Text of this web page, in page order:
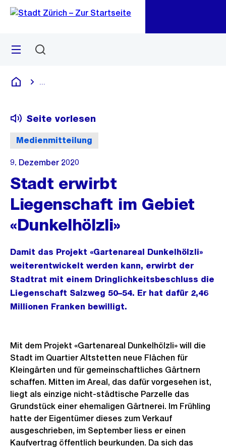
Navigation
Sprunglink
Menü
Deutsch
Medienmitteilung
Seite vorlesen
9. Dezember 2020
Stadt erwirbt
Liegenschaft im Gebiet
«Dunkelhölzli»
Damit das Projekt «Gartenareal Dunkelhölzli»
weiterentwickelt werden kann, erwirbt der
Stadtrat mit einem Dringlichkeitsbeschluss die
Liegenschaft Salzweg 50–54. Er hat dafür 2,46
Millionen Franken bewilligt.
Mit dem Projekt «Gartenareal Dunkelhölzli» will die
Stadt im Quartier Altstetten neue Flächen für
Kleingärten und für gemeinschaftliches Gärtnern
schaffen. Mitten im Areal, das dafür vorgesehen ist,
liegt als einzige nicht-städtische Parzelle das
Grundstück einer ehemaligen Gärtnerei. Im Frühling
hatte der Eigentümer dieses zum Verkauf
ausgeschrieben, im September liess er einen
Kaufvertrag öffentlich beurkunden. Da sich das